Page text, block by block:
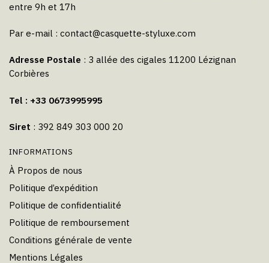
entre 9h et 17h
Par e-mail : contact@casquette-styluxe.com
Adresse Postale : 3 allée des cigales 11200 Lézignan
Corbières
Tel : +33 0673995995
Siret : 392 849 303 000 20
INFORMATIONS
À Propos de nous
Politique d’expédition
Politique de confidentialité
Politique de remboursement
Conditions générale de vente
Mentions Légales